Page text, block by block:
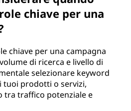
chiave per una
chiave per una campagna
di ricerca e livello di
selezionare keyword
tuoi prodotti o servizi,
tra traffico potenziale e